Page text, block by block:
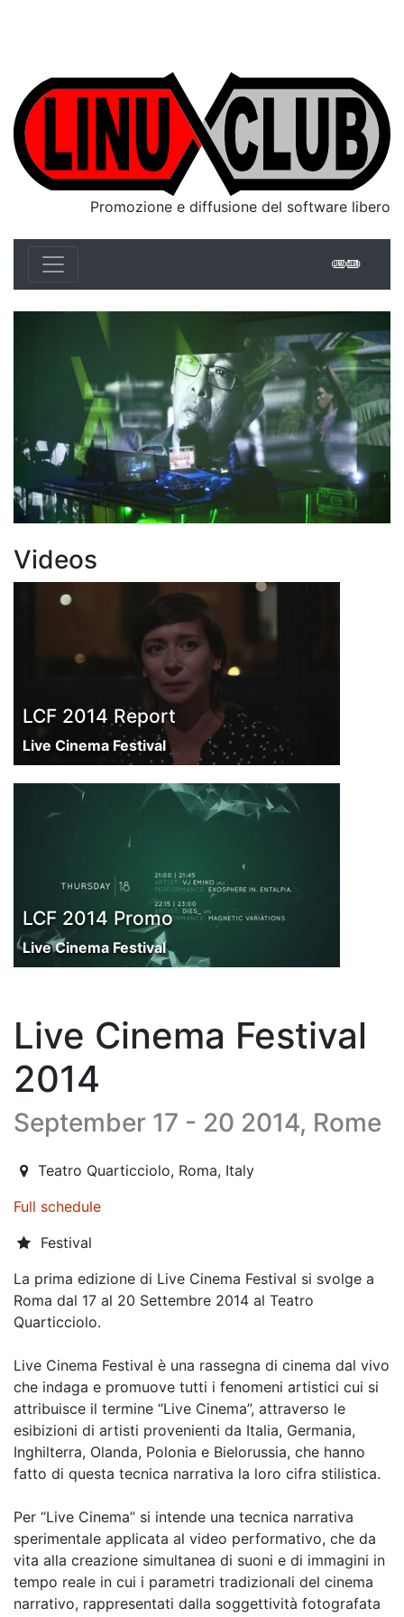
Linux Club ItaliaPromozione e diffusione del software libero
Videos
LCF 2014 Report
Live Cinema Festival
LCF 2014 Promo
Live Cinema Festival
Live Cinema Festival
2014
September 17 - 20 2014, Rome
2014-09-17T18:30:00.000Z|2014-09-20T21:30:00.000Z
Teatro Quarticciolo, Roma, Italy
Full schedule
Festival
La prima edizione di Live Cinema Festival si svolge a
Roma dal 17 al 20 Settembre 2014 al Teatro
Quarticciolo.
Live Cinema Festival è una rassegna di cinema dal vivo
che indaga e promuove tutti i fenomeni artistici cui si
attribuisce il termine “Live Cinema”, attraverso le
esibizioni di artisti provenienti da Italia, Germania,
Inghilterra, Olanda, Polonia e Bielorussia, che hanno
fatto di questa tecnica narrativa la loro cifra stilistica.
Per “Live Cinema” si intende una tecnica narrativa
sperimentale applicata al video performativo, che da
vita alla creazione simultanea di suoni e di immagini in
tempo reale in cui i parametri tradizionali del cinema
narrativo, rappresentati dalla soggettività fotografata